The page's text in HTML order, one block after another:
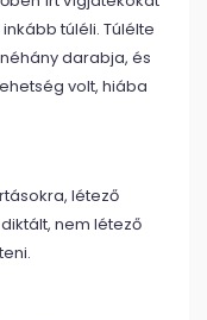
túléli. Túlélte
darabja, és
volt, hiába
létező
nem létező